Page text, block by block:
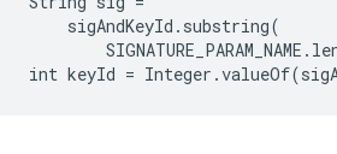
    sigAndKeyId.substring(